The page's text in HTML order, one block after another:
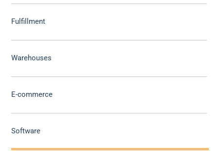
Fulfillment
Warehouses
E-commerce
Software